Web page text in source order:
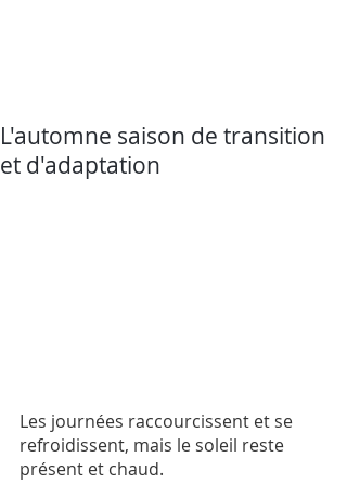
L'automne saison de transition
et d'adaptation
Les journées raccourcissent et se
refroidissent, mais le soleil reste
présent et chaud.